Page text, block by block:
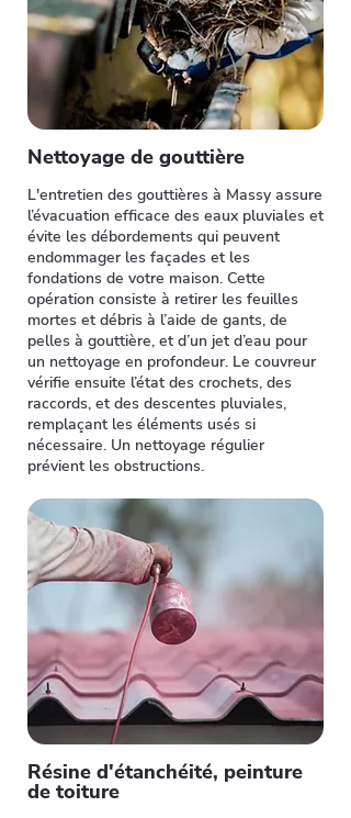
Nettoyage de gouttière
L'entretien des gouttières à Massy assure
l’évacuation efficace des eaux pluviales et
évite les débordements qui peuvent
endommager les façades et les
fondations de votre maison. Cette
opération consiste à retirer les feuilles
mortes et débris à l’aide de gants, de
pelles à gouttière, et d’un jet d’eau pour
un nettoyage en profondeur. Le couvreur
vérifie ensuite l’état des crochets, des
raccords, et des descentes pluviales,
remplaçant les éléments usés si
nécessaire. Un nettoyage régulier
prévient les obstructions.
Résine d'étanchéité, peinture
de toiture